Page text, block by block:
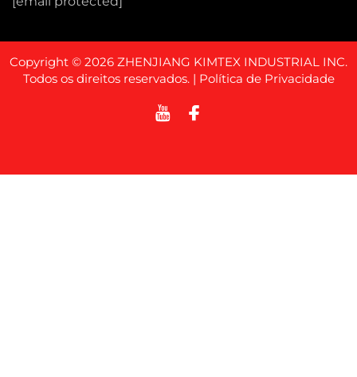
Copyright © 2026 ZHENJIANG KIMTEX INDUSTRIAL INC.
Todos os direitos reservados. | Política de Privacidade